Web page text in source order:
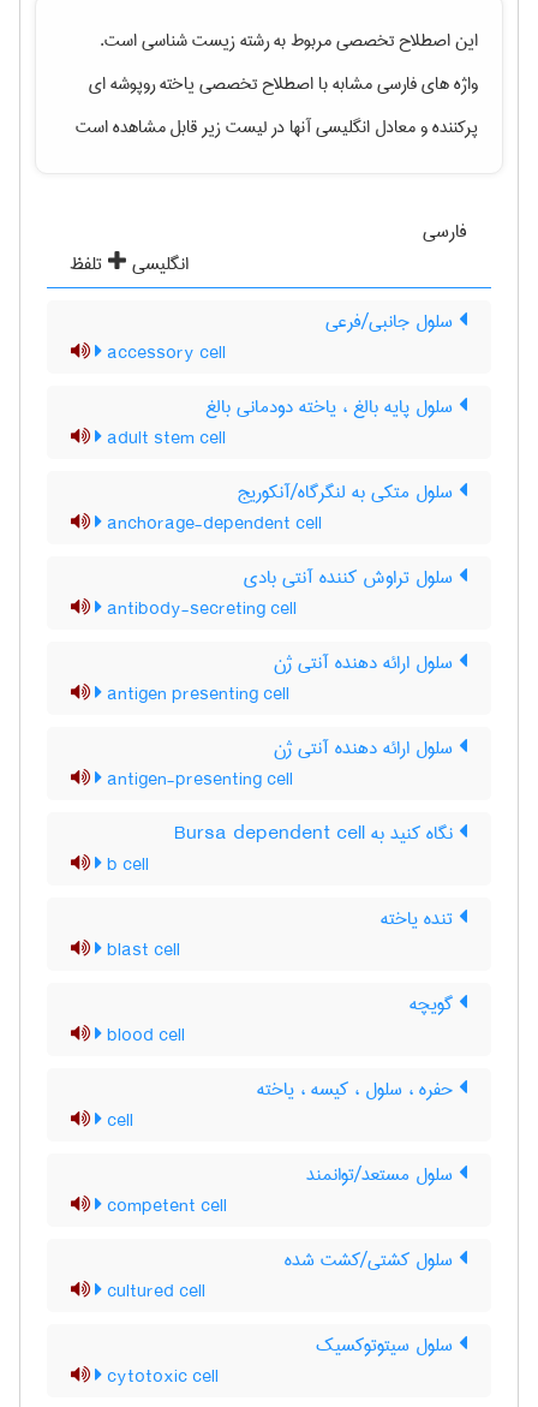
این اصطلاح تخصصی مربوط به رشتهزيست شناسیاست.
واژه های فارسی مشابه با اصطلاح تخصصییاخته روپوشه ای
پرکنندهو معادل انگلیسی آنها در لیست زیر قابل مشاهده است
فارسی
انگلیسی
تلفظ
سلول جانبی/فرعی
accessory cell
سلول پایه بالغ ، یاخته دودمانی بالغ
adult stem cell
سلول متکی به لنگرگاه/آنکوریج
anchorage-dependent cell
سلول تراوش کننده آنتی بادی
antibody-secreting cell
سلول ارائه دهنده آنتی ژن
antigen presenting cell
سلول ارائه دهنده آنتی ژن
antigen-presenting cell
نگاه کنید به Bursa dependent cell
b cell
تنده یاخته
blast cell
گویچه
blood cell
حفره ، سلول ، کیسه ، یاخته
cell
سلول مستعد/توانمند
competent cell
سلول کشتی/کشت شده
cultured cell
سلول سیتوتوکسیک
cytotoxic cell